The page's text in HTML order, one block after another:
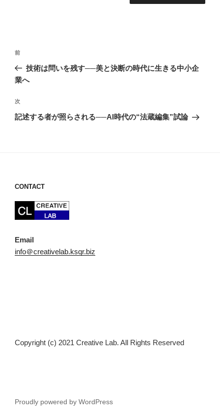
投
ナ
ゲ
ー
前
の
投
前
技術は問いを残す──美と決断の時代に生きる中小企
業へ
次
の
次
記述する者が照らされる──AI時代の“法蔵編集”試論
CONTACT
Email
info＠creativelab.ksqr.biz
Copyright (c) 2021 Creative Lab. All Rights Reserved
Proudly powered by WordPress